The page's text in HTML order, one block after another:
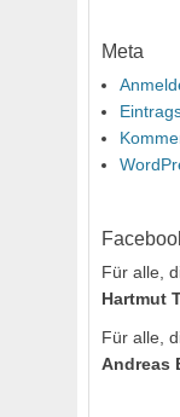
Meta
Für alle,
Hartmut
Für alle,
Andreas